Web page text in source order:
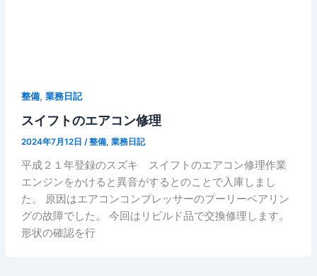
整備, 業務日記
スイフトのエアコン修理
2024年7月12日 /整備, 業務日記
平成２１年登録のスズキ スイフトのエアコン修理作業
エンジンをかけると異音がするとのことで入庫しまし
た。 原因はエアコンコンプレッサーのプーリーベアリン
グの故障でした。 今回はリビルド品で交換修理します。
形状の確認を行